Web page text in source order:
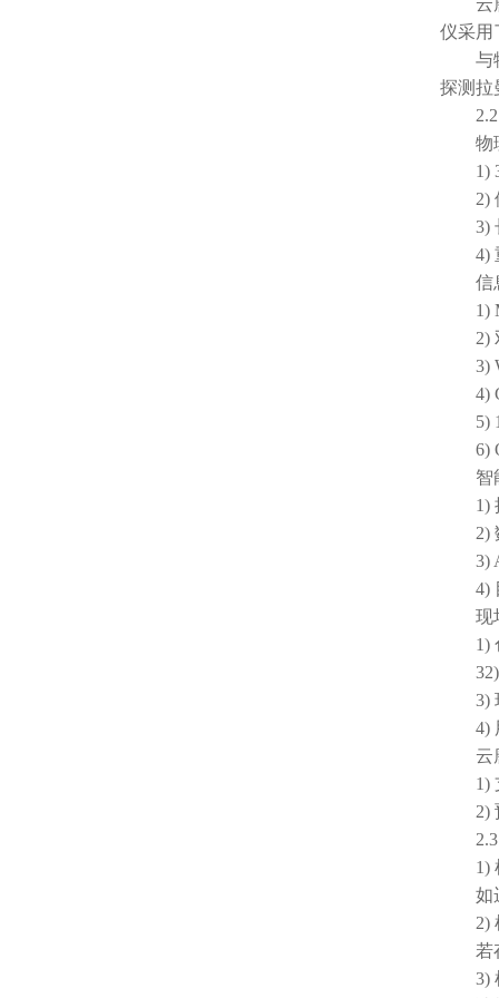
云
仪采用
与物
探测拉
2.2.
物
1)
2) 供
3) 长
4) 重
信息
1)
2) 双
3)
4)
5)
6)
智
1) 抗
2) 数
3)
4) 目
现场
1)
32)
3) 现
4)
云
1) 支
2) 预
2.3.
1)
如运
2)
若存
3)